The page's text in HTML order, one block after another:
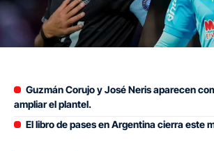
Guzmán Corujo y José Neris aparecen
ampliar el plantel.
El libro de pases en Argentina cierra este